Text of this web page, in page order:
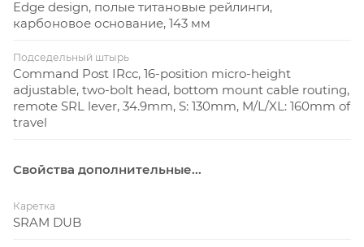
Edge design, полые титановые рейлинги,
карбоновое основание, 143 мм
Подседельный штырь
Command Post IRcc, 16-position micro-height
adjustable, two-bolt head, bottom mount cable routing,
remote SRL lever, 34.9mm, S: 130mm, M/L/XL: 160mm of
travel
Свойства дополнительные...
Каретка
SRAM DUB